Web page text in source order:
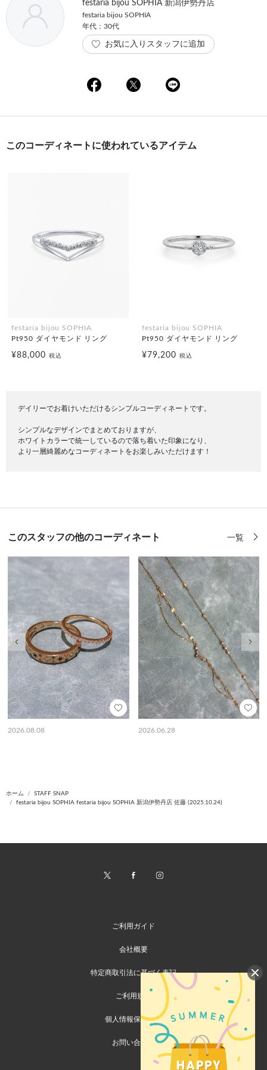
festaria bijou SOPHIA 新潟伊勢丹店
festaria bijou SOPHIA
年代：30代
お気に入りスタッフに追加
このコーディネートに使われているアイテム
festaria bijou SOPHIA
Pt950 ダイヤモンド リング
¥88,000 税込
festaria bijou SOPHIA
Pt950 ダイヤモンド リング
¥79,200 税込
デイリーでお着けいただけるシンプルコーディネートです。
シンプルなデザインでまとめておりますが、
ホワイトカラーで統一しているので落ち着いた印象になり、
より一層綺麗めなコーディネートをお楽しみいただけます！
このスタッフの他のコーディネート 一覧
2026.08.08 2026.06.28
前の画像
ホーム
STAFF SNAP
festaria bijou SOPHIA festaria bijou SOPHIA 新潟伊勢丹店 佐藤 (2025.10.24)
ご利用ガイド
会社概要
特定商取引法に基づく表記
ご利用規約
個人情報保護方針
お問い合わせ